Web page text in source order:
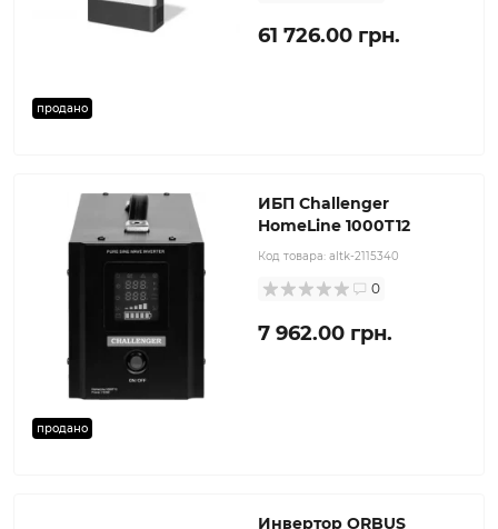
продано
61 726.00 грн.
продано
ИБП Challenger
HomeLine 1000T12
Код товара: altk-2115340
0
7 962.00 грн.
Инвертор ORBUS